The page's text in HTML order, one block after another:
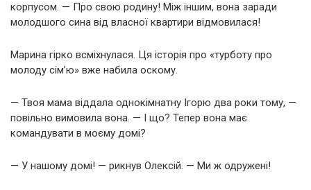
корпусом. — Про свою родину! Між іншим, вона заради
молодшого сина від власної квартири відмовилася!
Марина гірко всміхнулася. Ця історія про «турботу про
молоду сім’ю» вже набила оскому.
— Твоя мама віддала однокімнатну Ігорю два роки тому, —
повільно вимовила вона. — І що? Тепер вона має
командувати в моєму домі?
— У нашому домі! — рикнув Олексій. — Ми ж одружені!